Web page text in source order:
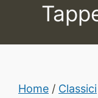
Home / Classici